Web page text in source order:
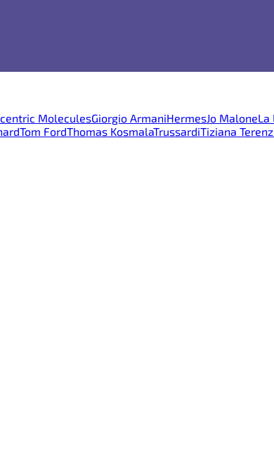
MoleculesGiorgio ArmaniHermesJo MaloneLa
Tom FordThomas KosmalaTrussardiTiziana